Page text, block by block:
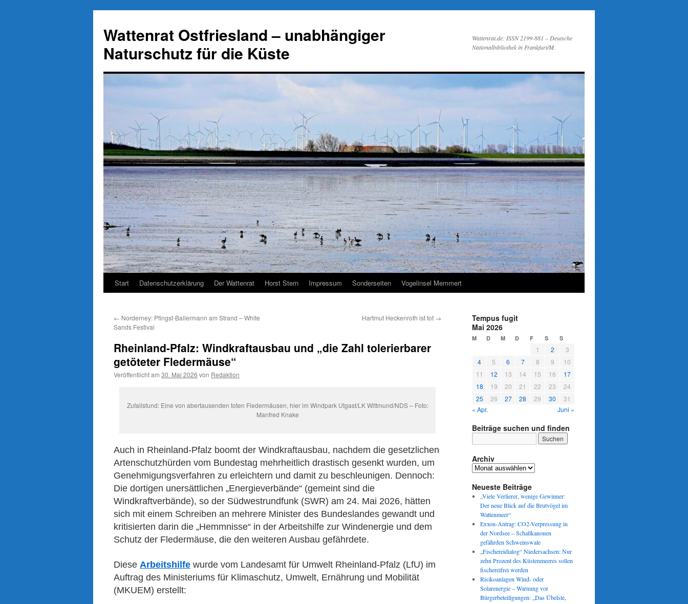
springen
Wattenrat Ostfriesland – unabhängiger
Naturschutz für die Küste
Wattenrat.de: ISSN 2199-881 – Deutsche
Nationalbibliothek in Frankfurt/M.
Start Datenschutzerklärung Der Wattenrat Horst Stern Impressum Sonderseiten Vogelinsel Memmert
← Norderney: Pfingst-Ballermann am Strand – White
Sands Festival
Hartmut Heckenroth ist tot →
Rheinland-Pfalz: Windkraftausbau und „die Zahl tolerierbarer
getöteter Fledermäuse“
Veröffentlicht am 30. Mai 2026 von Redaktion
Zufallsfund: Eine von abertausenden toten Fledermäusen, hier im Windpark Utgast/LK Wittmund/NDS – Foto:
Manfred Knake
Auch in Rheinland-Pfalz boomt der Windkraftausbau, nachdem die gesetzlichen
Artenschutzhürden vom Bundestag mehrheitlich drastisch gesenkt wurden, um
Genehmigungsverfahren zu erleichtern und damit zu beschleunigen. Dennoch:
Die dortigen unersättlichen „Energieverbände“ (gemeint sind die
Windkraftverbände), so der Südwestrundfunk (SWR) am 24. Mai 2026, hätten
sich mit einem Schreiben an mehrere Minister des Bundeslandes gewandt und
kritisierten darin die „Hemmnisse“ in der Arbeitshilfe zur Windenergie und dem
Schutz der Fledermäuse, die den weiteren Ausbau gefährdete.
Diese Arbeitshilfe wurde vom Landesamt für Umwelt Rheinland-Pfalz (LfU) im
Auftrag des Ministeriums für Klimaschutz, Umwelt, Ernährung und Mobilität
(MKUEM) erstellt:
Tempus fugit
Mai 2026
M D M D F S S
1 2
3
4
5 6 7 8 9
10
11
12 13 14 15 16
17
18
19 20 21 22 23
24
25
26 27 28 29 30
31
« Apr.
Juni »
Beiträge suchen und finden
Archiv
Archiv
Neueste Beiträge
„Viele Verlierer, wenige Gewinner:
Der neue Blick auf die Brutvögel im
Wattenmeer“
Exxon-Antrag: CO2-Verpressung in
der Nordsee – Schallkanonen
gefährden Schweinswale
„Fischereidialog“ Niedersachsen: Nur
zehn Prozent des Küstenmeeres sollen
fischereifrei werden
Risikoanlagen Wind- oder
Solarenergie – Warnung vor
Bürgerbeteiligungen: „Das Übelste,